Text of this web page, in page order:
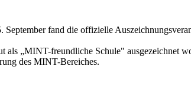
fand die offizielle
als „MINT-freundliche Schule" ausgezeichnet
des MINT-Bereiches.